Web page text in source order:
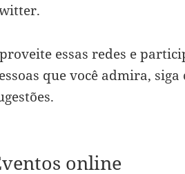
essas redes e
que você admira,
online